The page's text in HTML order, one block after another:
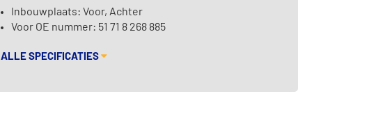
Inbouwplaats: Voor, Achter
Voor OE nummer: 51 71 8 268 885
ALLE SPECIFICATIES